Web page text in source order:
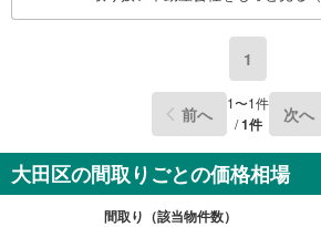
1
前へ 1〜1件
/1件 次へ
大田区の間取りごとの価格相場
間取り（該当物件数）